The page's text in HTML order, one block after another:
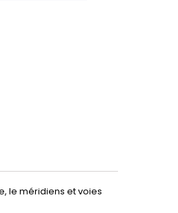
le méridiens et voies